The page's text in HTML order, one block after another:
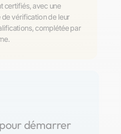
certifiés, avec une
vérification de leur
complétée par
démarrer